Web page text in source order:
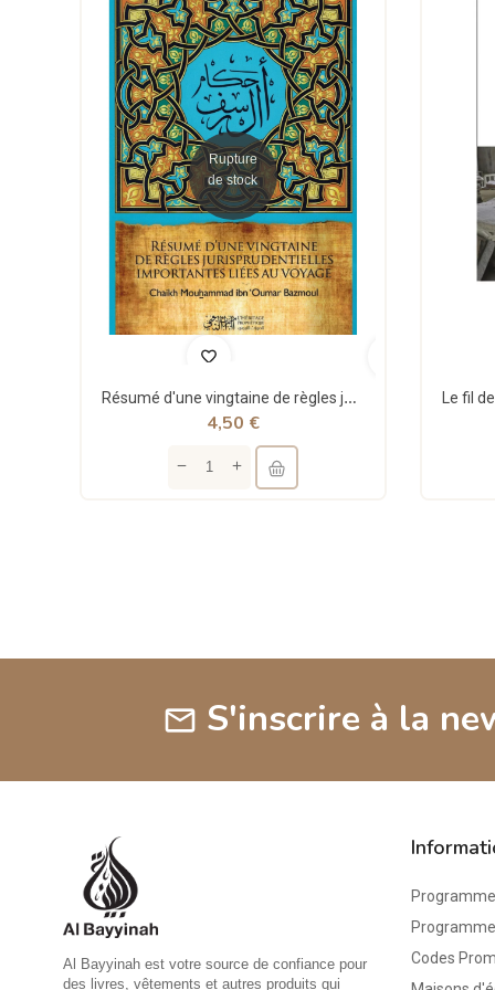
Rupture
de stock
Résumé d'une vingtaine de règles jurisprudentielles liées au voyage - Bazmoul - Héritage...
4,50 €
mail S'inscrire à la
Al Bayyinah est votre source de confiance pour
des livres, vêtements et autres produits qui
Codes